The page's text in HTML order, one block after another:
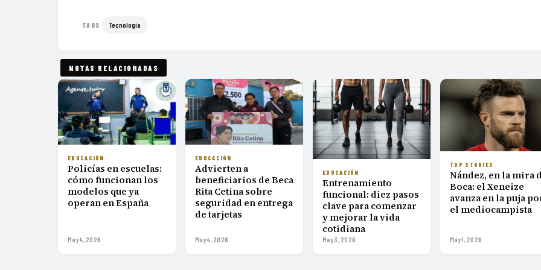
TAGS Tecnología
NOTAS RELACIONADAS
EDUCACIÓN
Policías en escuelas:
cómo funcionan los
modelos que ya
operan en España
May 4, 2026
EDUCACIÓN
Advierten a
beneficiarios de Beca
Rita Cetina sobre
seguridad en entrega
de tarjetas
May 4, 2026
EDUCACIÓN
Entrenamiento
funcional: diez pasos
clave para comenzar
y mejorar la vida
cotidiana
May 3, 2026
TOP STORIES
Nández, en la mira
Boca: el Xeneize
avanza en la puja
el mediocampista
May 1, 2026